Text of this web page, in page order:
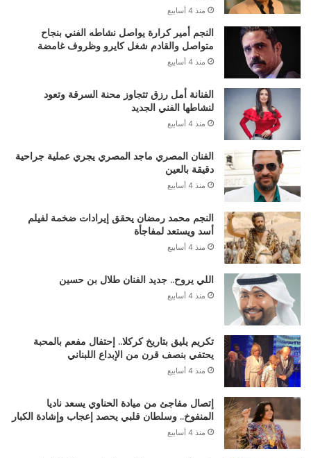
منذ 4 أسابيع
النجم أمير كرارة يواصل نشاطه الفني بنجاح
متواصل والقادم شغل كايرو وظروف غامضة
منذ 4 أسابيع
الفنانة أمل رزق تتجاوز محنة السرقة وتعود
لنشاطها الفني الجديد
منذ 4 أسابيع
الفنان المصري ماجد المصري يجري عملية جراحية
دقيقة بالعين
منذ 4 أسابيع
النجم محمد رمضان يحقق إيرادات ضخمة لفيلم
أسد ويستعد لمفاجأة
منذ 4 أسابيع
اللي يروح.. جديد الفنان طلال بن حسين
منذ 4 أسابيع
تكريم يليق بتاريخ كركلا.. إحتفال مفعم بالمحبة
يحتفي بنصف قرن من الإبداع اللبناني
منذ 4 أسابيع
إتصال مفاجئ من ميادة الحناوي يسعد ناديا
المنفوخ.. وسلطان قلبي يحصد إعجاب وإشادة الكبار
منذ 4 أسابيع